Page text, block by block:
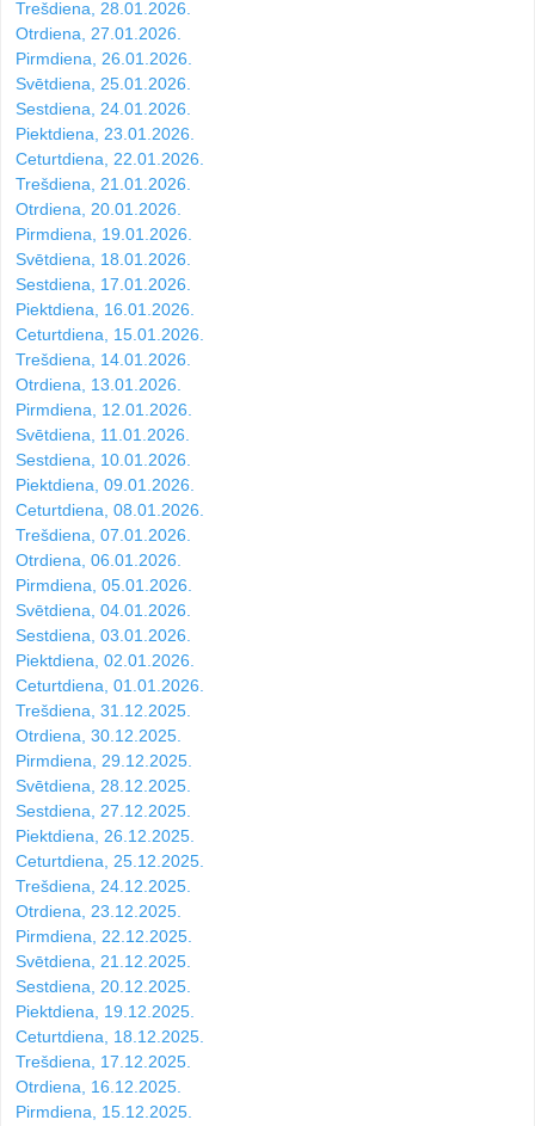
Trešdiena, 28.01.2026.
Otrdiena, 27.01.2026.
Pirmdiena, 26.01.2026.
Svētdiena, 25.01.2026.
Sestdiena, 24.01.2026.
Piektdiena, 23.01.2026.
Ceturtdiena, 22.01.2026.
Trešdiena, 21.01.2026.
Otrdiena, 20.01.2026.
Pirmdiena, 19.01.2026.
Svētdiena, 18.01.2026.
Sestdiena, 17.01.2026.
Piektdiena, 16.01.2026.
Ceturtdiena, 15.01.2026.
Trešdiena, 14.01.2026.
Otrdiena, 13.01.2026.
Pirmdiena, 12.01.2026.
Svētdiena, 11.01.2026.
Sestdiena, 10.01.2026.
Piektdiena, 09.01.2026.
Ceturtdiena, 08.01.2026.
Trešdiena, 07.01.2026.
Otrdiena, 06.01.2026.
Pirmdiena, 05.01.2026.
Svētdiena, 04.01.2026.
Sestdiena, 03.01.2026.
Piektdiena, 02.01.2026.
Ceturtdiena, 01.01.2026.
Trešdiena, 31.12.2025.
Otrdiena, 30.12.2025.
Pirmdiena, 29.12.2025.
Svētdiena, 28.12.2025.
Sestdiena, 27.12.2025.
Piektdiena, 26.12.2025.
Ceturtdiena, 25.12.2025.
Trešdiena, 24.12.2025.
Otrdiena, 23.12.2025.
Pirmdiena, 22.12.2025.
Svētdiena, 21.12.2025.
Sestdiena, 20.12.2025.
Piektdiena, 19.12.2025.
Ceturtdiena, 18.12.2025.
Trešdiena, 17.12.2025.
Otrdiena, 16.12.2025.
Pirmdiena, 15.12.2025.